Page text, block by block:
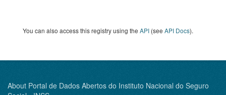
You can also access this registry using the API (see API Docs).
About Portal de Dados Abertos do Instituto Nacional do Seguro